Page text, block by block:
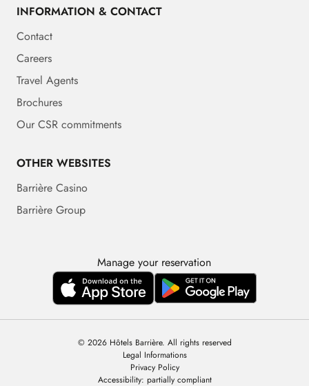
INFORMATION & CONTACT
Contact
Careers
Travel Agents
Brochures
Our CSR commitments
OTHER WEBSITES
Barrière Casino
Barrière Group
Manage your reservation
© 2026 Hôtels Barrière. All rights reserved
Legal Informations
Privacy Policy
Accessibility: partially compliant